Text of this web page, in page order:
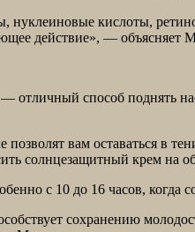
нуклеиновые кислоты,
действие», — объясняет
— отличный способ
вам оставаться в
солнцезащитный крем на
с 10 до 16 часов,
сохранению